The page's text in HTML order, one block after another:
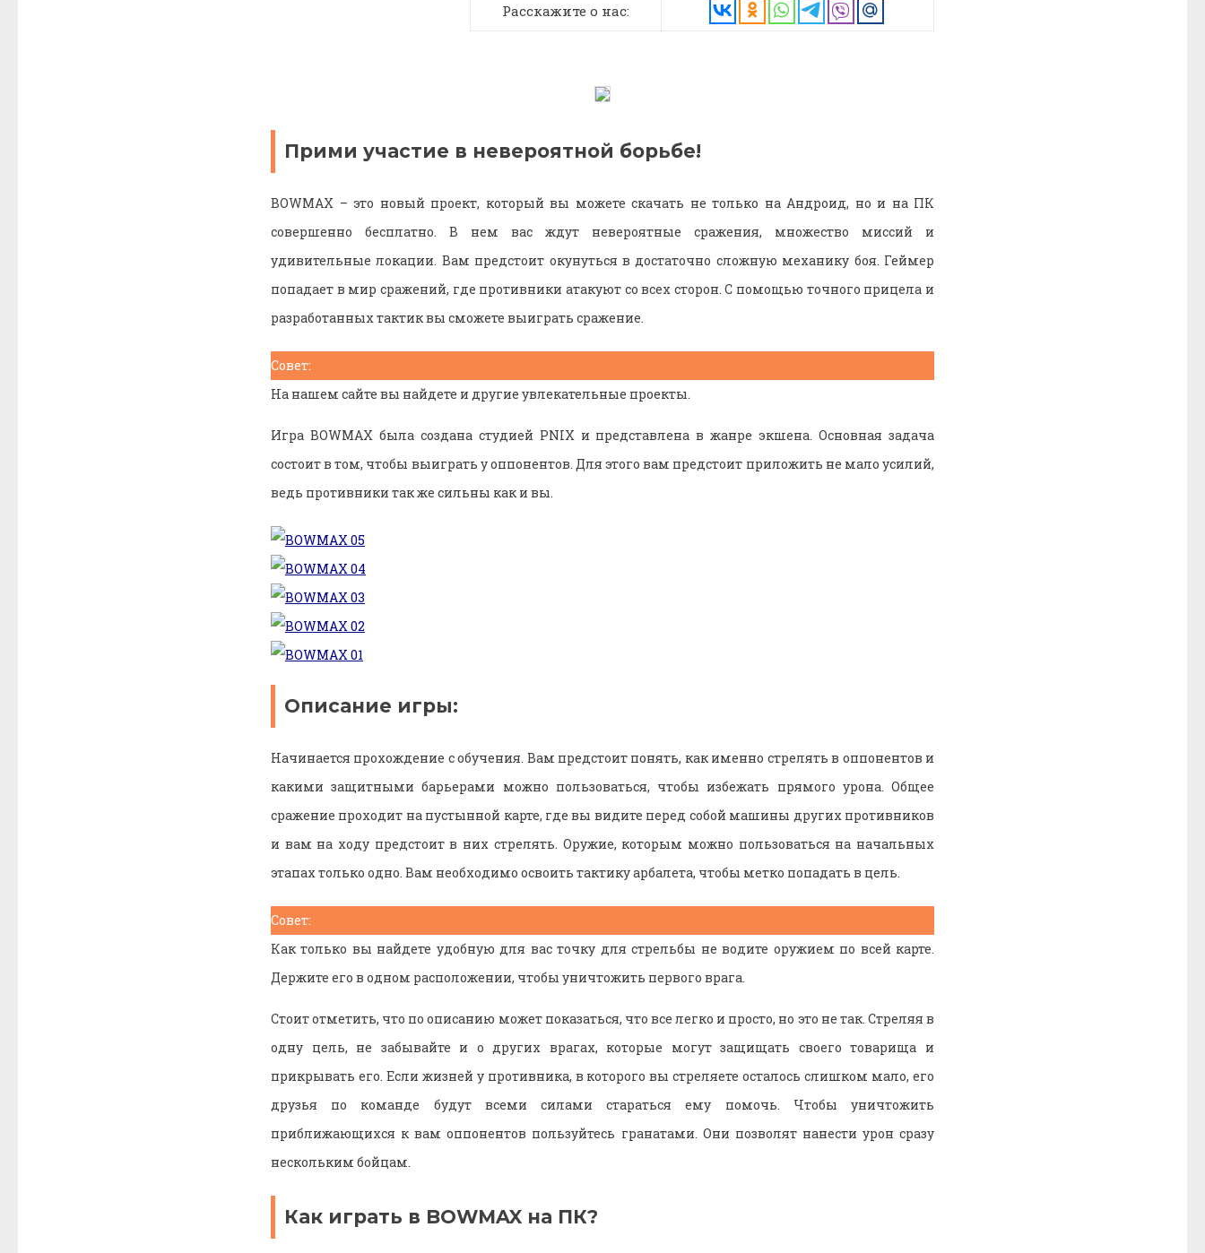
Расскажите о нас:
Прими участие в невероятной борьбе!
BOWMAX – это новый проект, который вы можете скачать не только на Андроид, но и на ПК
совершенно бесплатно. В нем вас ждут невероятные сражения, множество миссий и
удивительные локации. Вам предстоит окунуться в достаточно сложную механику боя. Геймер
попадает в мир сражений, где противники атакуют со всех сторон. С помощью точного прицела и
разработанных тактик вы сможете выиграть сражение.
Совет:
На нашем сайте вы найдете и другие увлекательные проекты.
Игра BOWMAX была создана студией PNIX и представлена в жанре экшена. Основная задача
состоит в том, чтобы выиграть у оппонентов. Для этого вам предстоит приложить не мало усилий,
ведь противники так же сильны как и вы.
Описание игры:
Начинается прохождение с обучения. Вам предстоит понять, как именно стрелять в оппонентов и
какими защитными барьерами можно пользоваться, чтобы избежать прямого урона. Общее
сражение проходит на пустынной карте, где вы видите перед собой машины других противников
и вам на ходу предстоит в них стрелять. Оружие, которым можно пользоваться на начальных
этапах только одно. Вам необходимо освоить тактику арбалета, чтобы метко попадать в цель.
Совет:
Как только вы найдете удобную для вас точку для стрельбы не водите оружием по всей карте.
Держите его в одном расположении, чтобы уничтожить первого врага.
Стоит отметить, что по описанию может показаться, что все легко и просто, но это не так. Стреляя в
одну цель, не забывайте и о других врагах, которые могут защищать своего товарища и
прикрывать его. Если жизней у противника, в которого вы стреляете осталось слишком мало, его
друзья по команде будут всеми силами стараться ему помочь. Чтобы уничтожить
приближающихся к вам оппонентов пользуйтесь гранатами. Они позволят нанести урон сразу
нескольким бойцам.
Как играть в BOWMAX на ПК?